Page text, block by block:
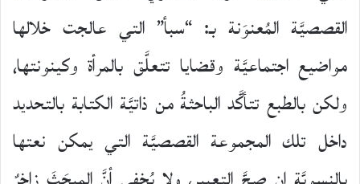
القصصيَّة المُعنوَنة بـ: “سبأ” التي عالجت خلالها
مواضيع اجتماعيَّة وقضايا تتعلَّق بالمرأة وكينونتها،
ولكن بالطبع تتأكَّد الباحثةُ من ذاتيَّة الكتابة بالتحديد
داخل تلك المجموعة القصصيَّة التي يمكن نعتها